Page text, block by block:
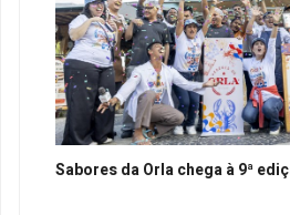
Sabores da Orla chega à 9ª